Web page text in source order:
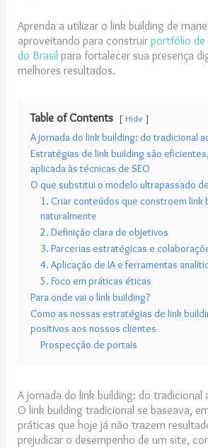
Aprenda a utilizar o link building de
aproveitando para construirportfólio de
do Brasil para fortalecer sua presença
melhores resultados.
Table of Contents Hide
A jornada do link building: do tradicional
Estratégias de link building são
aplicada às técnicas de SEO
O que substitui o modelo ultrapassado
1. Criar conteúdos que constroem link
naturalmente
2. Definição clara de objetivos
3. Parcerias estratégicas e
4. Aplicação de IA e ferramentas
5. Foco em práticas éticas
Para onde vai o link building?
Como as nossas estratégias de link
positivos aos nossos clientes
Prospecção de portais
A jornada do link building: do tradicional
O link building tradicional se baseava,
práticas que hoje já não trazem
prejudicar o desempenho de um site,